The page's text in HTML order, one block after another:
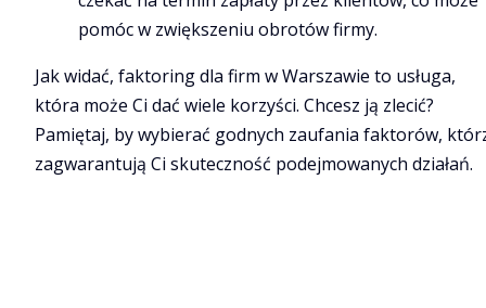
pomóc w zwiększeniu obrotów firmy.
Jak widać, faktoring dla firm w Warszawie to usługa,
która może Ci dać wiele korzyści. Chcesz ją zlecić?
Pamiętaj, by wybierać godnych zaufania faktorów,
zagwarantują Ci skuteczność podejmowanych działań.